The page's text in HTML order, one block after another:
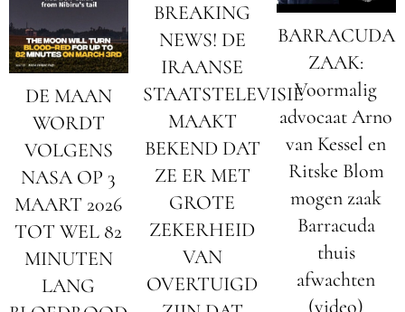
DE MAAN
WORDT
VOLGENS
NASA OP 3
MAART 2026
TOT WEL 82
MINUTEN
LANG
BREAKING
NEWS! DE
IRAANSE
STAATSTELEVISIE
MAAKT
BEKEND DAT
ZE ER MET
GROTE
ZEKERHEID
VAN
OVERTUIGD
BARRACUDA
ZAAK:
Voormalig
advocaat Arno
van Kessel en
Ritske Blom
mogen zaak
Barracuda
thuis
afwachten
(video)